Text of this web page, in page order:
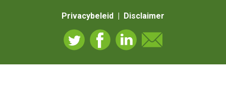
Privacybeleid | Disclaimer